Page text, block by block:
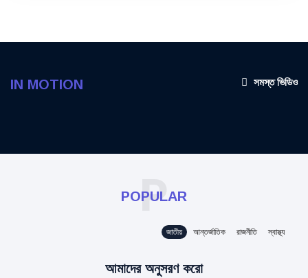
IN MOTION সমস্ত ভিডিও
POPULAR
P
জাতীয় আন্তর্জাতিক রাজনীতি স্বাস্থ্য
আমাদের অনুসরণ করো